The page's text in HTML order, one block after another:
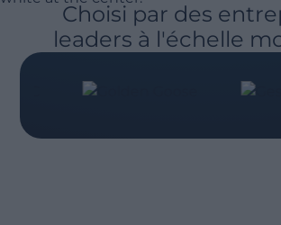
Choisi par des
leaders à l'échelle